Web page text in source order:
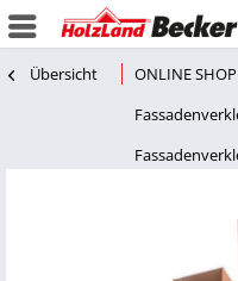
Übersicht ONLINE SHOP